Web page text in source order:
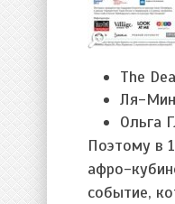
The
Ля-
Ольга
Поэтому в
афро-
событие,